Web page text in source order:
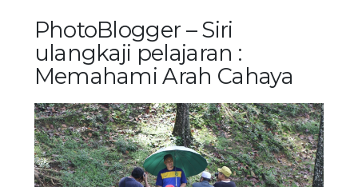
PhotoBlogger – Siri
ulangkaji pelajaran :
Memahami Arah Cahaya